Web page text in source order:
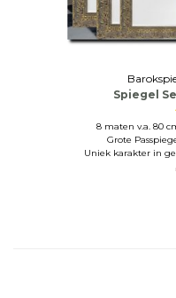
Spiegel
8 maten v.a. 80
Grote
Uniek karakter in